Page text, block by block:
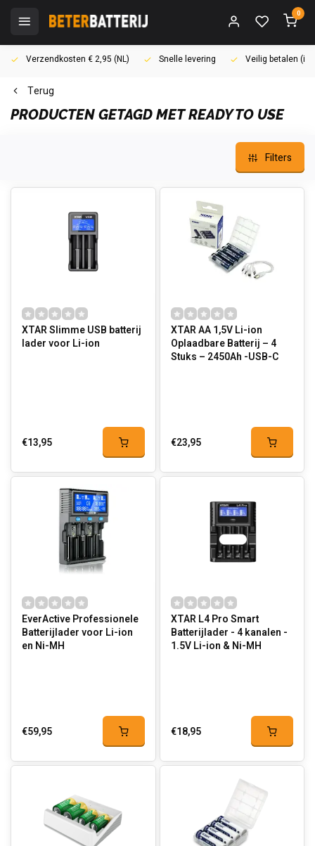
0
Verzendkosten € 2,95 (NL) Snelle levering Veilig betalen
Terug
PRODUCTEN GETAGD MET READY TO USE
Filters
XTAR Slimme USB batterij
lader voor Li-ion
€13,95
XTAR AA 1,5V Li-ion
Oplaadbare Batterij – 4
Stuks – 2450Ah -USB-C
€23,95
EverActive Professionele
Batterijlader voor Li-ion
en Ni-MH
€59,95
XTAR L4 Pro Smart
Batterijlader - 4 kanalen -
1.5V Li-ion & Ni-MH
€18,95